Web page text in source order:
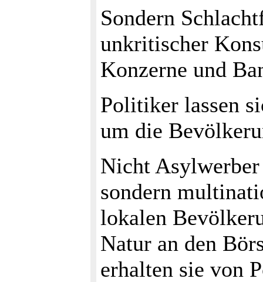
Sondern
unkritischer
Konzerne und
Politiker lassen
um die
Nicht
sondern
lokalen
Natur an den
erhalten sie von